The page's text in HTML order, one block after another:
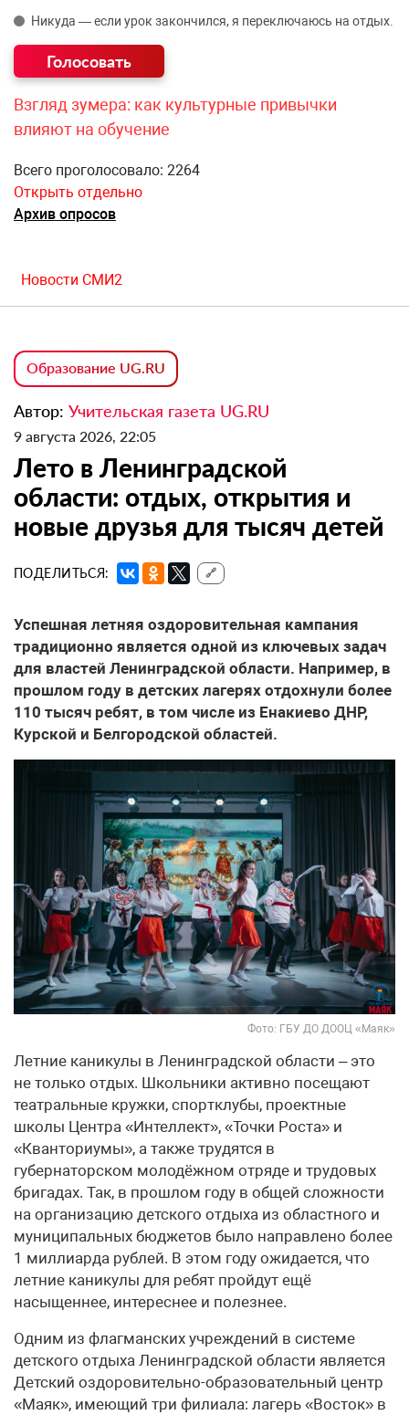
Никуда — если урок закончился, я переключаюсь на отдых.
Взгляд зумера: как культурные привычки
влияют на обучение
Всего проголосовало: 2264
Открыть отдельно
Архив опросов
Новости СМИ2
Образование UG.RU
Автор: Учительская газета UG.RU
9 августа 2026, 22:05
Лето в Ленинградской
области: отдых, открытия и
новые друзья для тысяч детей
ПОДЕЛИТЬСЯ: 🔗
Успешная летняя оздоровительная кампания
традиционно является одной из ключевых задач
для властей Ленинградской области. Например, в
прошлом году в детских лагерях отдохнули более
110 тысяч ребят, в том числе из Енакиево ДНР,
Курской и Белгородской областей.
Фото: ГБУ ДО ДООЦ «Маяк»
Летние каникулы в Ленинградской области – это
не только отдых. Школьники активно посещают
театральные кружки, спортклубы, проектные
школы Центра «Интеллект», «Точки Роста» и
«Кванториумы», а также трудятся в
губернаторском молодёжном отряде и трудовых
бригадах. Так, в прошлом году в общей сложности
на организацию детского отдыха из областного и
муниципальных бюджетов было направлено более
1 миллиарда рублей. В этом году ожидается, что
летние каникулы для ребят пройдут ещё
насыщеннее, интереснее и полезнее.
Одним из флагманских учреждений в системе
детского отдыха Ленинградской области является
Детский оздоровительно-образовательный центр
«Маяк», имеющий три филиала: лагерь «Восток» в